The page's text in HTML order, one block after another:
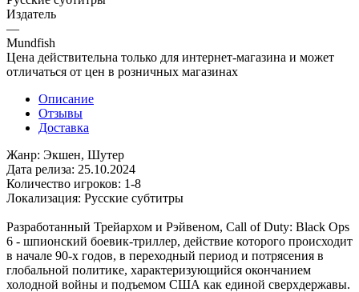
Издатель
—
Mundfish
Цена действительна только для интернет-магазина и может
отличаться от цен в розничных магазинах
Описание
Отзывы
Доставка
Жанр: Экшен, Шутер
Дата релиза: 25.10.2024
Количество игроков: 1-8
Локализация: Русские субтитры
Разработанный Трейархом и Рэйвеном, Call of Duty: Black Ops
6 - шпионский боевик-триллер, действие которого происходит
в начале 90-х годов, в переходный период и потрясения в
глобальной политике, характеризующийся окончанием
холодной войны и подъемом США как единой сверхдержавы.